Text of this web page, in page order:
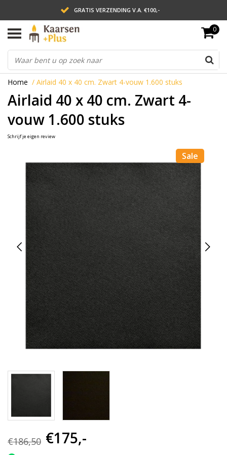
GRATIS VERZENDING V.A. €100,-
LEVERING BINNEN 2 WERKDAGEN
ACHTERAF BETALEN VIA AFTERPAY
0
Home / Airlaid 40 x 40 cm. Zwart 4-vouw 1.600 stuks
Airlaid 40 x 40 cm. Zwart 4-
vouw 1.600 stuks
Schrijf je eigen review
Sale
€186,50 €175,-